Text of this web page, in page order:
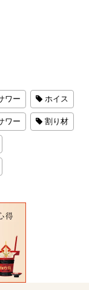
ワー ホイス
ワー 割り材